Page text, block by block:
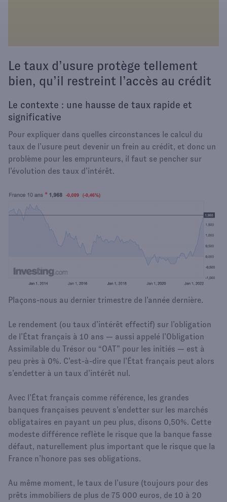
Le taux d’usure protège tellement
bien, qu’il restreint l’accès au crédit
Le contexte : une hausse de taux rapide et
significative
Pour expliquer dans quelles circonstances le calcul du
taux de l’usure peut devenir un frein au crédit, et donc un
problème pour les emprunteurs, il faut se pencher sur
l’évolution des taux d’intérêt.
Plaçons-nous au dernier trimestre de l’année dernière.
Le rendement (ou taux d’intérêt effectif) sur l’obligation
de l’État français à 10 ans — aussi appelé l’Obligation
Assimilable du Trésor ou “OAT” pour les initiés — est à
peu près à 0%. C’est-à-dire que l’État français peut alors
s’endetter à un taux d’intérêt nul.
Avec l’État français comme référence, les grandes
banques françaises peuvent s’endetter sur les marchés
obligataires en payant un peu plus, disons 0,50%. Cette
modeste différence reflète le risque que la banque fasse
défaut, naturellement plus important que le risque que la
France n’honore pas ses obligations.
Au même moment, le taux de l’usure (toujours pour des
prêts immobiliers de plus de 75 000 euros, de 10 à 20